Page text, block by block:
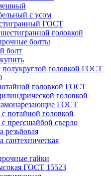
с усом
ГОСТ
головкой
болты
болт
головкой ГОСТ
головкой ГОСТ
головкой
ГОСТ
потайной головкой
прессшайбой сверло
сантехническая
гайки
ГОСТ 15523